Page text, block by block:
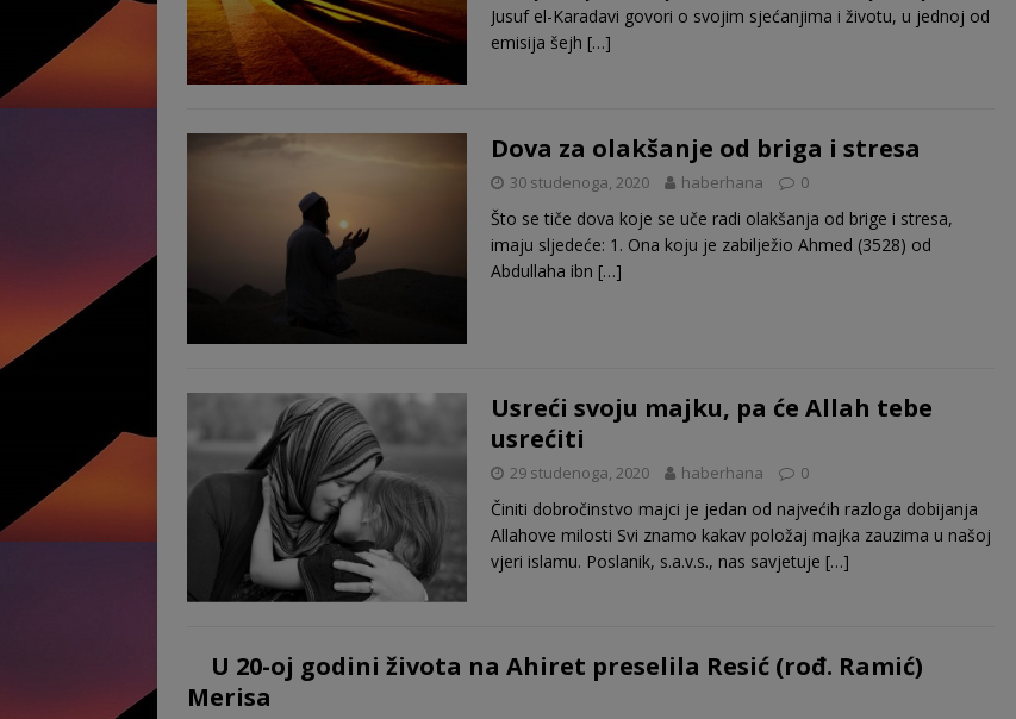
Jusuf el-Karadavi govori o svojim sjećanjima i životu, u jednoj od
emisija šejh […]
Dova za olakšanje od briga i stresa
30 studenoga, 2020 haberhana 0
Što se tiče dova koje se uče radi olakšanja od brige i stresa,
imaju sljedeće: 1. Ona koju je zabilježio Ahmed (3528) od
Abdullaha ibn […]
Usreći svoju majku, pa će Allah tebe
usrećiti
29 studenoga, 2020 haberhana 0
Činiti dobročinstvo majci je jedan od najvećih razloga dobijanja
Allahove milosti Svi znamo kakav položaj majka zauzima u našoj
vjeri islamu. Poslanik, s.a.v.s., nas savjetuje […]
U 20-oj godini života na Ahiret preselila Resić (rođ. Ramić)
Merisa